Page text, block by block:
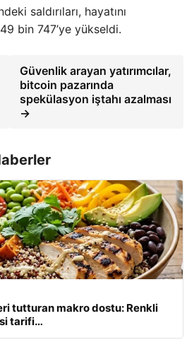
saldırıları, hayatını
bin 747’ye yükseldi.
Güvenlik arayan yatırımcılar,
bitcoin pazarında
spekülasyon iştahı azalması
→
tutturan makro dostu: Renkli
tarifi…